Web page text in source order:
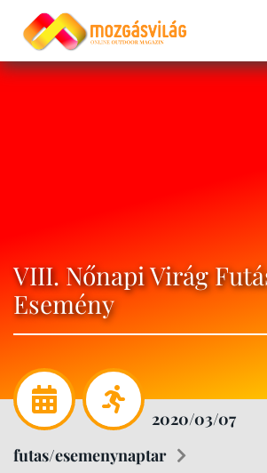
VIII. Nőnapi Virág
Esemény
2020/03/07
futas/esemenynaptar